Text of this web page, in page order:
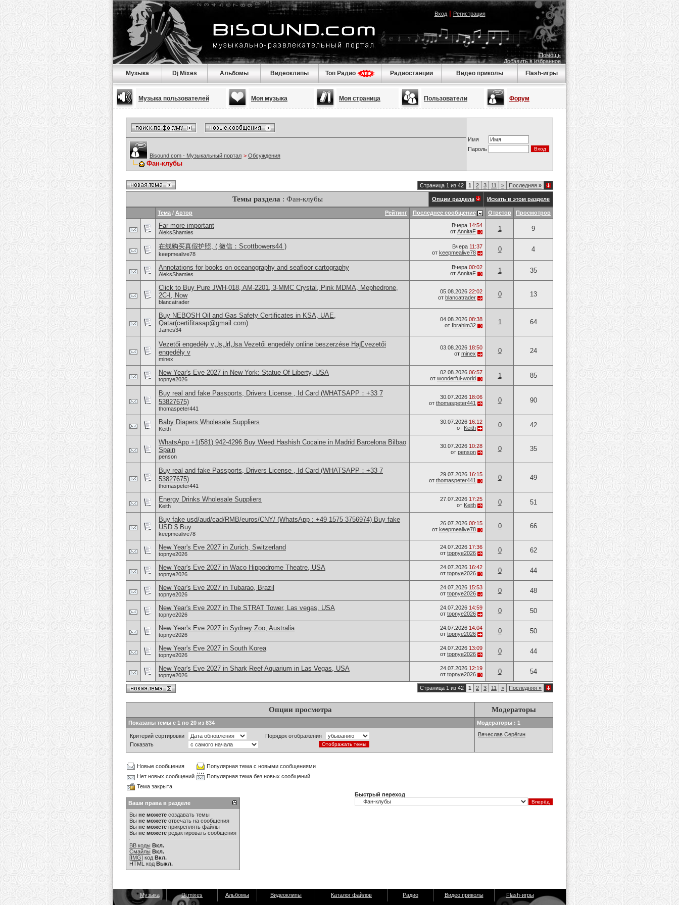
Вход| Регистрация
Помощь
Добавить в избранное
Музыка Dj Mixes Альбомы Видеоклипы Топ Радио Радиостанции Видео приколы Flash-игры
Музыка пользователей Моя музыка Моя страница Пользователи Форум
Имя
Пароль
Bisound.com - Музыкальный портал > Обсуждения
Фан-клубы
Страница 1 из 42 1 2 3 11 > Последняя »
Темы раздела : Фан-клубы Опции раздела Искать в этом разделе
Рейтинг
Тема / Автор Последнее сообщение Ответов Просмотров
Far more important
AleksShamles
Вчера 14:54
от AnnitaF 1 9
在线购买真假护照, ( 微信：Scottbowers44 )
keepmealive78
Вчера 11:37
от keepmealive78 0 4
Annotations for books on oceanography and seafloor cartography
AleksShamles
Вчера 00:02
от AnnitaF 1 35
Click to Buy Pure JWH-018, AM-2201, 3-MMC Crystal, Pink MDMA, Mephedrone,
2C-I, Now
blancatrader
05.08.2026 22:02
от blancatrader 0 13
Buy NEBOSH Oil and Gas Safety Certificates in KSA, UAE,
Qatar(certifitasap@gmail.com)
James34
04.08.2026 08:38
от Ibrahim32 1 64
Vezetői engedély vلsلrlلsa Vezetői engedély online beszerzése Hajَvezetői
engedély v
minex
03.08.2026 18:50
от minex 0 24
New Year's Eve 2027 in New York: Statue Of Liberty, USA
topnye2026
02.08.2026 06:57
от wonderful-world 1 85
Buy real and fake Passports, Drivers License , Id Card (WHATSAPP：+33 7
53827675)
thomaspeter441
30.07.2026 18:06
от thomaspeter441 0 90
Baby Diapers Wholesale Suppliers
Keith
30.07.2026 16:12
от Keith 0 42
WhatsApp +1(581) 942-4296 Buy Weed Hashish Cocaine in Madrid Barcelona Bilbao
Spain
penson
30.07.2026 10:28
от penson 0 35
Buy real and fake Passports, Drivers License , Id Card (WHATSAPP：+33 7
53827675)
thomaspeter441
29.07.2026 16:15
от thomaspeter441 0 49
Energy Drinks Wholesale Suppliers
Keith
27.07.2026 17:25
от Keith 0 51
Buy fake usd/aud/cad/RMB/euros/CNY/ (WhatsApp : +49 1575 3756974) Buy fake
USD $ Buy
keepmealive78
26.07.2026 00:15
от keepmealive78 0 66
New Year's Eve 2027 in Zurich, Switzerland
topnye2026
24.07.2026 17:36
от topnye2026 0 62
New Year's Eve 2027 in Waco Hippodrome Theatre, USA
topnye2026
24.07.2026 16:42
от topnye2026 0 44
New Year's Eve 2027 in Tubarao, Brazil
topnye2026
24.07.2026 15:53
от topnye2026 0 48
New Year's Eve 2027 in The STRAT Tower, Las vegas, USA
topnye2026
24.07.2026 14:59
от topnye2026 0 50
New Year's Eve 2027 in Sydney Zoo, Australia
topnye2026
24.07.2026 14:04
от topnye2026 0 50
New Year's Eve 2027 in South Korea
topnye2026
24.07.2026 13:09
от topnye2026 0 44
New Year's Eve 2027 in Shark Reef Aquarium in Las Vegas, USA
topnye2026
24.07.2026 12:19
от topnye2026 0 54
Страница 1 из 42 1 2 3 11 > Последняя »
Опции просмотра Модераторы
Показаны темы с 1 по 20 из 834 Модераторы : 1
Критерий сортировки
Порядок отображения
Показать
Вячеслав Серёгин
Новые сообщения
Популярная тема с новыми сообщениями
Нет новых сообщений
Популярная тема без новых сообщений
Тема закрыта
Ваши права в разделе
Вы не можете создавать темы
Вы не можете отвечать на сообщения
Вы не можете прикреплять файлы
Вы не можете редактировать сообщения
BB коды Вкл.
Смайлы Вкл.
[IMG] код Вкл.
HTML код Выкл.
Быстрый переход
Музыка Dj mixes Альбомы Видеоклипы Каталог файлов Радио Видео приколы Flash-игры